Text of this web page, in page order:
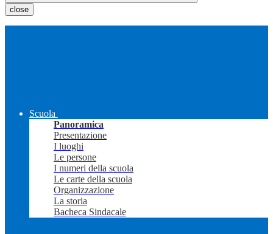
close
Scuola
Panoramica
Presentazione
I luoghi
Le persone
I numeri della scuola
Le carte della scuola
Organizzazione
La storia
Bacheca Sindacale